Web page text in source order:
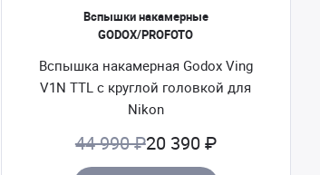
Вспышки накамерные
GODOX/PROFOTO
Вспышка накамерная Godox Ving
V1N TTL с круглой головкой для
Nikon
44 990 ₽20 390 ₽